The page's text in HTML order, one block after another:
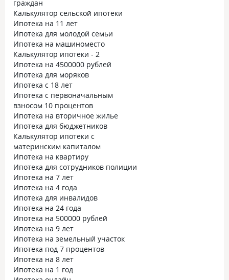
граждан
Калькулятор сельской ипотеки
Ипотека на 11 лет
Ипотека для молодой семьи
Ипотека на машиноместо
Калькулятор ипотеки - 2
Ипотека на 4500000 рублей
Ипотека для моряков
Ипотека с 18 лет
Ипотека с первоначальным
взносом 10 процентов
Ипотека на вторичное жилье
Ипотека для бюджетников
Калькулятор ипотеки с
материнским капиталом
Ипотека на квартиру
Ипотека для сотрудников полиции
Ипотека на 7 лет
Ипотека на 4 года
Ипотека для инвалидов
Ипотека на 24 года
Ипотека на 500000 рублей
Ипотека на 9 лет
Ипотека на земельный участок
Ипотека под 7 процентов
Ипотека на 8 лет
Ипотека на 1 год